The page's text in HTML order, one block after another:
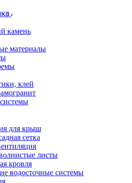
камень
материалы
клей
для крыш
сетка
листы
кровля
водосточные системы